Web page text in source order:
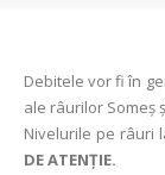
Debitele vor fi în
ale râurilor Someş
Nivelurile pe râuri
DE ATENŢIE.